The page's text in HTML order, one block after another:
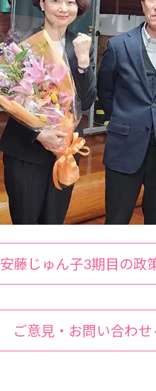
安藤じゅん子3期目の政
ご意見・お問い合わせ